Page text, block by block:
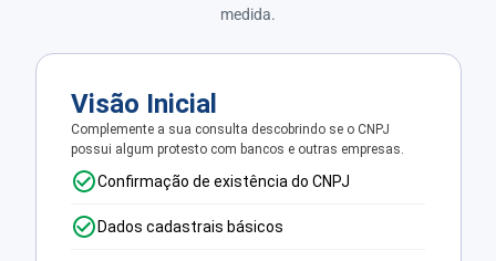
medida.
Visão Inicial
Complemente a sua consulta descobrindo se o CNPJ
possui algum protesto com bancos e outras empresas.
Confirmação de existência do CNPJ
Dados cadastrais básicos